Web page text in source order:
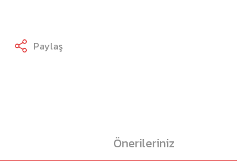
Paylaş
Önerileriniz